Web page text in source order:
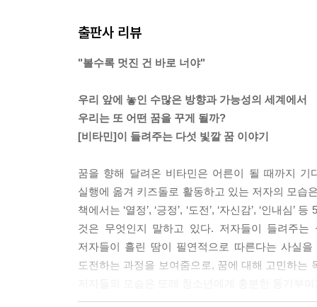
---「비타민 팬에서 비타민 멤버로」중에서
한 번에 완벽해질 수는 없지만 한 걸음씩이라도
력으로 해낼 수 있다고 생각하게 됐어요.
---「노력은 배신하지 않는다」중에서
0시간을 연습해서 4분짜리 영상 하나가 딱 만들
수 있었던 거잖아요. 그 결과를 얻기 위한 긴 과정
만들기 위해 더 많은 땀을 흘리게 되니까요.
---「과정이 있어야 결과도 있는 거니까」중에서
비타민이 되는 것보다 비타민으로 계속 새로운 걸
출판사 리뷰
"볼수록 멋진 건 바로 너야"
우리 앞에 놓인 수많은 방향과 가능성의 세계에서
우리는 또 어떤 꿈을 꾸게 될까?
[비타민]이 들려주는 다섯 빛깔 꿈 이야기
꿈을 향해 달려온 비타민은 어른이 될 때까지
실행에 옮겨 키즈돌로 활동하고 있는 저자의 모습
책에서는 ‘열정’, ‘긍정’, ‘도전’, ‘자신감’, ‘인내
것은 무엇인지 말하고 있다. 저자들이 들려주
저자들이 흘린 땀이 필연적으로 따른다는 사실
도전하는 과정을 보여줌으로, 꿈에 대해 고민하는